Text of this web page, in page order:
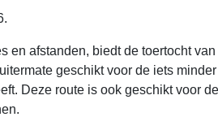
en afstanden, biedt de toertocht
geschikt voor de iets
Deze route is ook geschikt voor